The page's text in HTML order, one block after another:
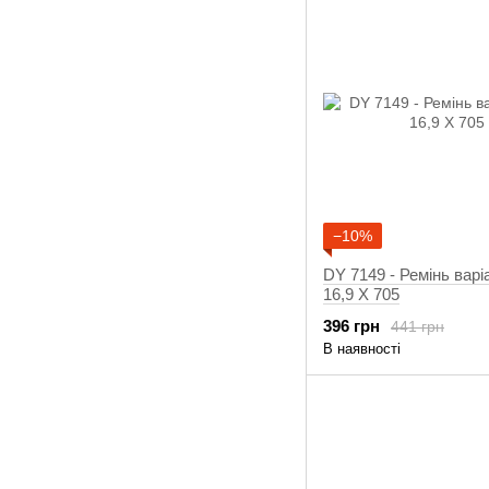
−10%
DY 7149 - Ремінь
16,9 X 705
441 грн
396 грн
В наявності